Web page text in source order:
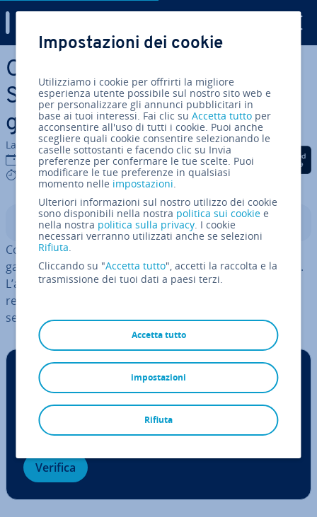
Vai al contenuto prin­ci­pa­le
Con­di­vi­sio­ne familiare di
Steam: come con­di­vi­de­re i
giochi della libreria
La redazione di IONOS
13 gen 2023
6 mins
Condividi via Facebook
Condividi via Twitter
Condividi via
Indice
Con la fun­zio­na­li­tà Family Sharing di Steam potete
garantire l’accesso acinque altri utenti ai vostri giochi.
L’at­ti­va­zio­ne avviene nelle im­po­sta­zio­ni e può essere
revocata in qualsiasi momento. Potete con­di­vi­de­re
sempre e soltanto la vostra libreria Steam per intero.
Controllo Dominio
.it .com .net .org .info .online
Verifica
Impostazioni dei cookie
Utilizziamo i cookie per offrirti la migliore
esperienza utente possibile sul nostro sito web e
per personalizzare gli annunci pubblicitari in
base ai tuoi interessi. Fai clic suAccetta tutto per
acconsentire all'uso di tutti i cookie. Puoi anche
scegliere quali cookie consentire selezionando le
caselle sottostanti e facendo clic su Invia
preferenze per confermare le tue scelte. Puoi
modificare le tue preferenze in qualsiasi
momento nelle impostazioni.
Ulteriori informazioni sul nostro utilizzo dei cookie
sono disponibili nella nostra politica sui cookie e
nella nostra politica sulla privacy. I cookie
necessari verranno utilizzati anche se selezioni
Rifiuta.
Cliccando su "Accetta tutto", accetti la raccolta e la
trasmissione dei tuoi dati a paesi terzi.
Accetta tutto
Rifiuta
impostazioni